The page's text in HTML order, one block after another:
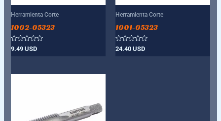
Herramienta Corte
1002-05323
Valorado
con
9.49USD
Herramienta Corte
1001-05323
Valorado
con
24.40 USD